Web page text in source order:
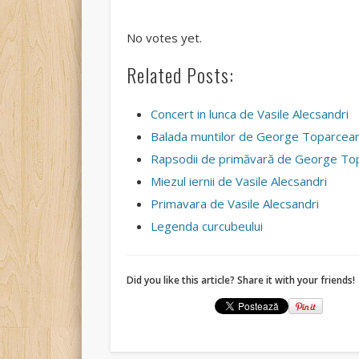
No votes yet.
Related Posts:
Concert in lunca de Vasile Alecsandri
Balada muntilor de George
Rapsodii de primăvară de George
Miezul iernii de Vasile Alecsandri
Primavara de Vasile Alecsandri
Legenda curcubeului
Did you like this article? Share it with your friends!